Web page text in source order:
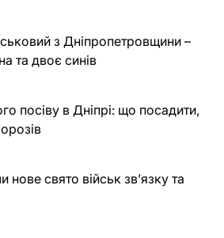
з Дніпропетровщини –
та двоє синів
посіву в Дніпрі: що посадити,
нове свято військ зв’язку та